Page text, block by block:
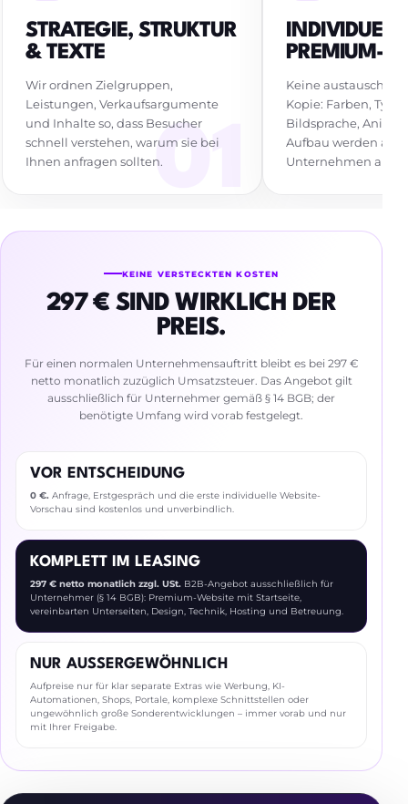
STRATEGIE, STRUKTUR
& TEXTE
Wir ordnen Zielgruppen,
Leistungen, Verkaufsargumente
und Inhalte so, dass Besucher
schnell verstehen, warum sie bei
Ihnen anfragen sollten.
PREMIUM-
Keine
Kopie: Farben,
Bildsprache,
Aufbau werden auf
Unternehmen
KEINE VERSTECKTEN KOSTEN
297 € SIND WIRKLICH DER
PREIS.
Für einen normalen Unternehmensauftritt bleibt es bei 297 €
netto monatlich zuzüglich Umsatzsteuer. Das Angebot gilt
ausschließlich für Unternehmer gemäß § 14 BGB; der
benötigte Umfang wird vorab festgelegt.
VOR ENTSCHEIDUNG
0 €. Anfrage, Erstgespräch und die erste individuelle Website-
Vorschau sind kostenlos und unverbindlich.
KOMPLETT IM LEASING
297 € netto monatlich zzgl. USt. B2B-Angebot ausschließlich für
Unternehmer (§ 14 BGB): Premium-Website mit Startseite,
vereinbarten Unterseiten, Design, Technik, Hosting und Betreuung.
NUR AUSSERGEWÖHNLICH
Aufpreise nur für klar separate Extras wie Werbung, KI-
Automationen, Shops, Portale, komplexe Schnittstellen oder
ungewöhnlich große Sonderentwicklungen – immer vorab und nur
mit Ihrer Freigabe.